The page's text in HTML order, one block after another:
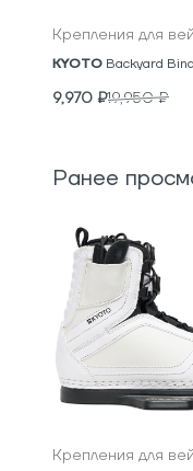
Крепления для
KYOTO Backyard
9,970 ₽19,950₽
Ранее
Крепления для